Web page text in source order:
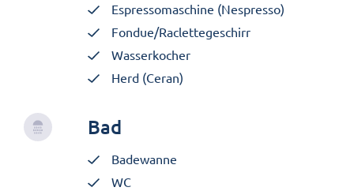
Espressomaschine (Nespresso)
Fondue/Raclettegeschirr
Wasserkocher
Herd (Ceran)
Bad
Badewanne
WC